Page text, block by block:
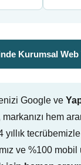
Kurumsal Web
Google ve
hem
ve %100